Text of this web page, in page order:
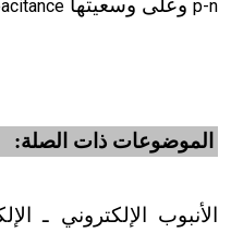
p-n وعلى وسعيتها
الموضوعات ذات الصلة:
الأنبوب الإلكتروني ـ